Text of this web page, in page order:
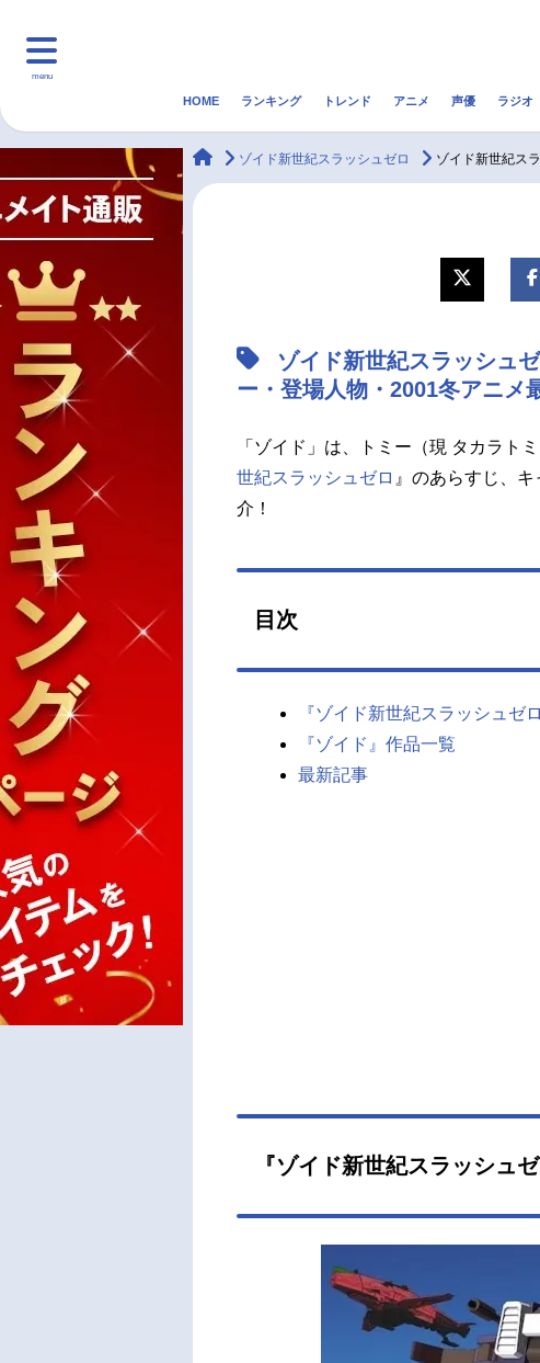
menu
マンガ・ラノベ
声優記事一覧
HOME ランキング トレンド アニメ 声優 ラジオ
animateTimes
ゾイド新世紀スラッシュゼロ ゾイド新世紀ス
ゾイド新世紀スラッシュ
ー・登場人物・2001冬アニメ
「ゾイド」は、トミー（現 タカラト
世紀スラッシュゼロ 』のあらすじ、
介！
目次
『ゾイド新世紀スラッシュゼ
『ゾイド』作品一覧
最新記事
『ゾイド新世紀スラッシュ